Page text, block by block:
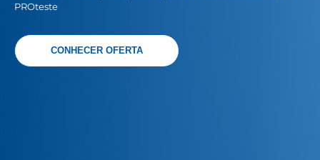
PROteste
CONHECER OFERTA